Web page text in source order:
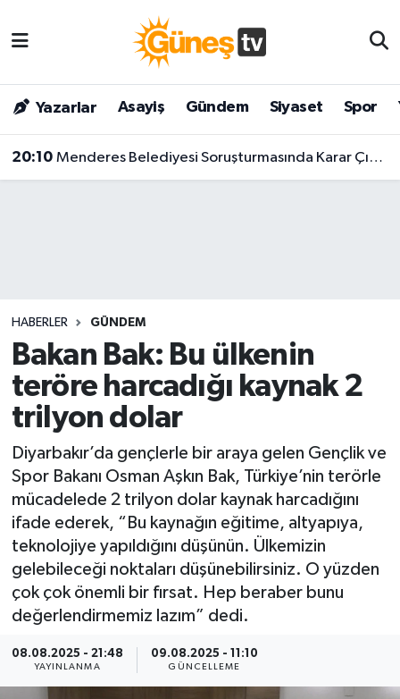
Yazarlar Asayiş Gündem Siyaset Spor
20:10 Menderes Belediyesi Soruşturmasında Karar Çıktı! Başkan Ve 9 Kişi Tutuklandı
HABERLER GÜNDEM
Bakan Bak: Bu ülkenin
teröre harcadığı kaynak 2
trilyon dolar
Diyarbakır’da gençlerle bir araya gelen Gençlik ve
Spor Bakanı Osman Aşkın Bak, Türkiye’nin terörle
mücadelede 2 trilyon dolar kaynak harcadığını
ifade ederek, “Bu kaynağın eğitime, altyapıya,
teknolojiye yapıldığını düşünün. Ülkemizin
gelebileceği noktaları düşünebilirsiniz. O yüzden
çok çok önemli bir fırsat. Hep beraber bunu
değerlendirmemiz lazım” dedi.
08.08.2025 - 21:48
YAYINLANMA
09.08.2025 - 11:10
GÜNCELLEME
Bilim & Teknoloji
Dünya
Magazin
Siyaset
Spor
Yaşam
Malatya Nöbetçi Eczaneler
Malatya Hava Durumu
Malatya Namaz Vakitleri
Son Dakika Haberleri
Haber Arşivi